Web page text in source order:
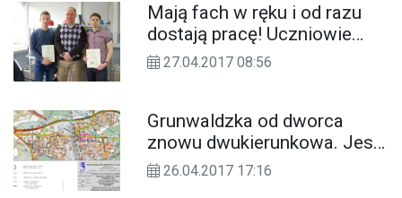
Mają fach w ręku i od razu
dostają pracę! Uczniowie
ZSTiO w swoim zawodzie
27.04.2017 08:56
Grunwaldzka od dworca
znowu dwukierunkowa. Jest
mapa objazdów na czas
26.04.2017 17:16